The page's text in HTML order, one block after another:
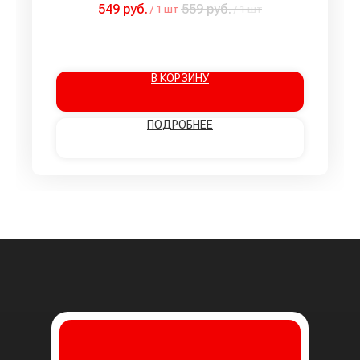
549 руб. / 1 шт 559 руб. / 1 шт
В КОРЗИНУ
ПОДРОБНЕЕ